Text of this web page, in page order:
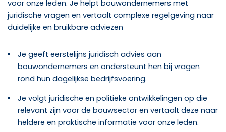
voor onze leden. Je helpt bouwondernemers met
juridische vragen en vertaalt complexe regelgeving naar
duidelijke en bruikbare adviezen
Je geeft eerstelijns juridisch advies aan
bouwondernemers en ondersteunt hen bij vragen
rond hun dagelijkse bedrijfsvoering.
Je volgt juridische en politieke ontwikkelingen op die
relevant zijn voor de bouwsector en vertaalt deze naar
heldere en praktische informatie voor onze leden.